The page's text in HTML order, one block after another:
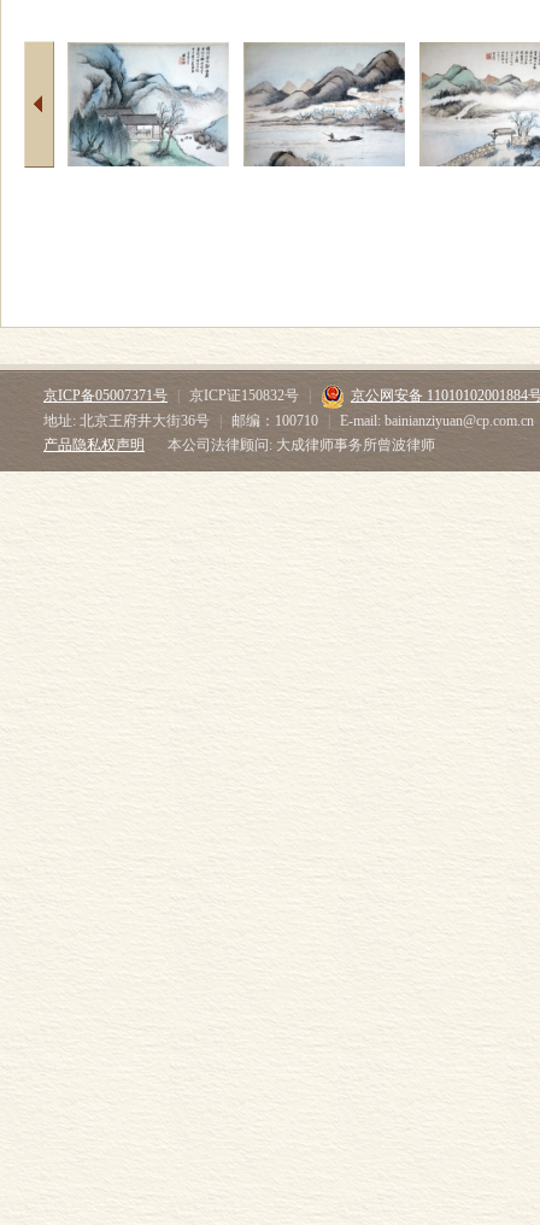
京ICP备05007371号 京ICP证150832号
京公网安备 11010102001884
地址: 北京王府井大街36号
邮编：100710
E-mail: bainianziyuan@cp.com.cn
产品隐私权声明
本公司法律顾问: 大成律师事务所曾波律师